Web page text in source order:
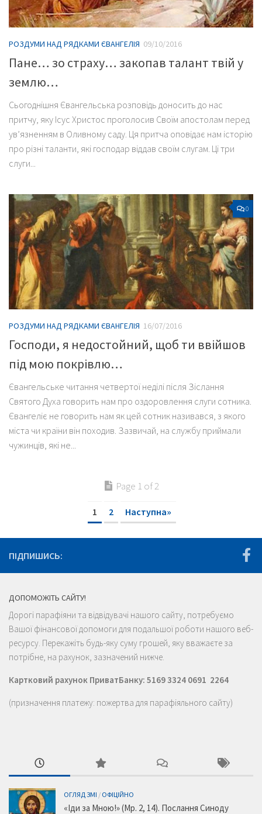
РОЗДУМИ НАД РЯДКАМИ ЄВАНГЕЛІЯ 09/10/2016
Пане… зо страху… закопав талант твій у
землю…
Сьогоднішня Євангельська розповідь доносить до нас
притчу, яку Ісус Христос проголосив Своїм апостолам перед
ув’язненням в Оливному саду. Ця притча оповідає нам історію
про різні таланти, які господар віддав своїм слугам. Ці три
слуги...
0
РОЗДУМИ НАД РЯДКАМИ ЄВАНГЕЛІЯ 16/07/2016
Господи, я недостойний, щоб ти ввійшов
під мою покрівлю…
Євангельське читання четвертої неділі після Зіслання
Святого Духа говорить нам про оздоровлення слуги сотника.
Євангеліє не говорить нам як цей сотник називався, з якого
міста чи країни він походив. Зазвичай, на службу приймали
чужинців, які не...
Page 1 of 2
1 2 Наступна»
ПІДПИШИСЬ:
ДОПОМОЖІТЬ САЙТУ!
Дорогі парафіяни та відвідувачі нашого сайту, потребуємо
Вашої фінансової допомоги для подальшої роботи нашого веб-
ресурсу. Перекажіть будь-яку суму грошей, яку вважаєте за
потрібне, на рахунок, зазначений нижче.
Картковий рахунок ПриватБанку: 5169 3324 0691 2264
(призначення платежу: пожертва для парафіяльного сайту)
ОГЛЯД ЗМІ / ОФІЦІЙНО
«Іди за Мною!» (Мр. 2, 14). Послання Синоду